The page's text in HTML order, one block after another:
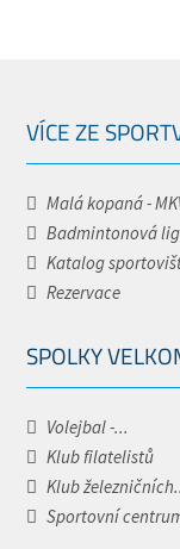
VÍCE ZE
Malá kopaná -
Badmintonová
Katalog
Rezervace
SPOLKY
Volejbal -...
Klub filatelistů
Klub
Sportovní